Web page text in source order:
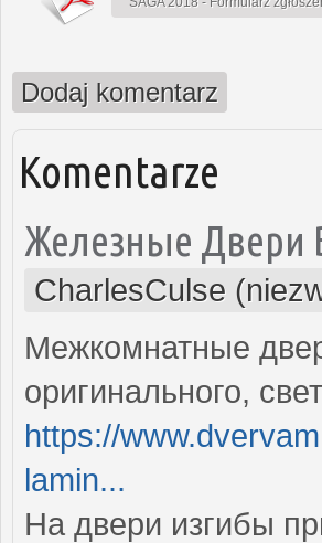
Dodaj komentarz
Komentarze
Железные Двери
CharlesCulse
Межкомнатные
оригинального,
https://
lamin...
На двери изгибы